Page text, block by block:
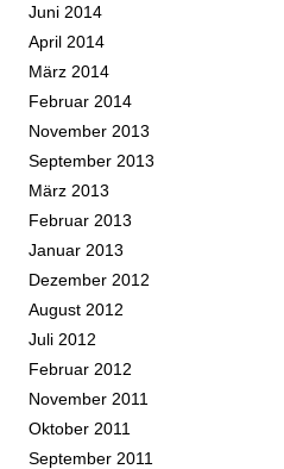
Juni 2014
April 2014
März 2014
Februar 2014
November 2013
September 2013
März 2013
Februar 2013
Januar 2013
Dezember 2012
August 2012
Juli 2012
Februar 2012
November 2011
Oktober 2011
September 2011